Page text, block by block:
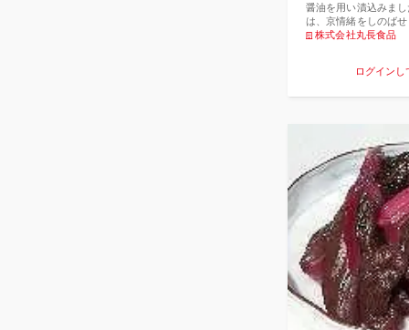
醤油を用い漬込みま
は、京情緒をしのば
しょうゆ漬（刻み）
味料、（一部に小麦
し上がり下さい。【
り）エネルギー
質 0ｇ 炭水化物
3.1ｇ （推定値）
株式会社丸長食品
ログイン